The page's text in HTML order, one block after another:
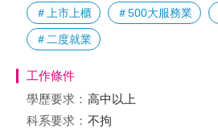
＃上市上櫃 ＃500大服務業
＃二度就業
工作條件
學歷要求： 高中以上
科系要求： 不拘